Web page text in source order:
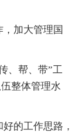
加大管理国
、帮、带”工
整体管理水
的工作思路，